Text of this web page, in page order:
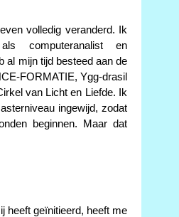
volledig veranderd. Ik
computeranalist en
al mijn tijd besteed aan de
FORMATIE, Ygg-drasil
van Licht en Liefde. Ik
ingewijd, zodat
beginnen. Maar dat
heeft geïnitieerd, heeft me